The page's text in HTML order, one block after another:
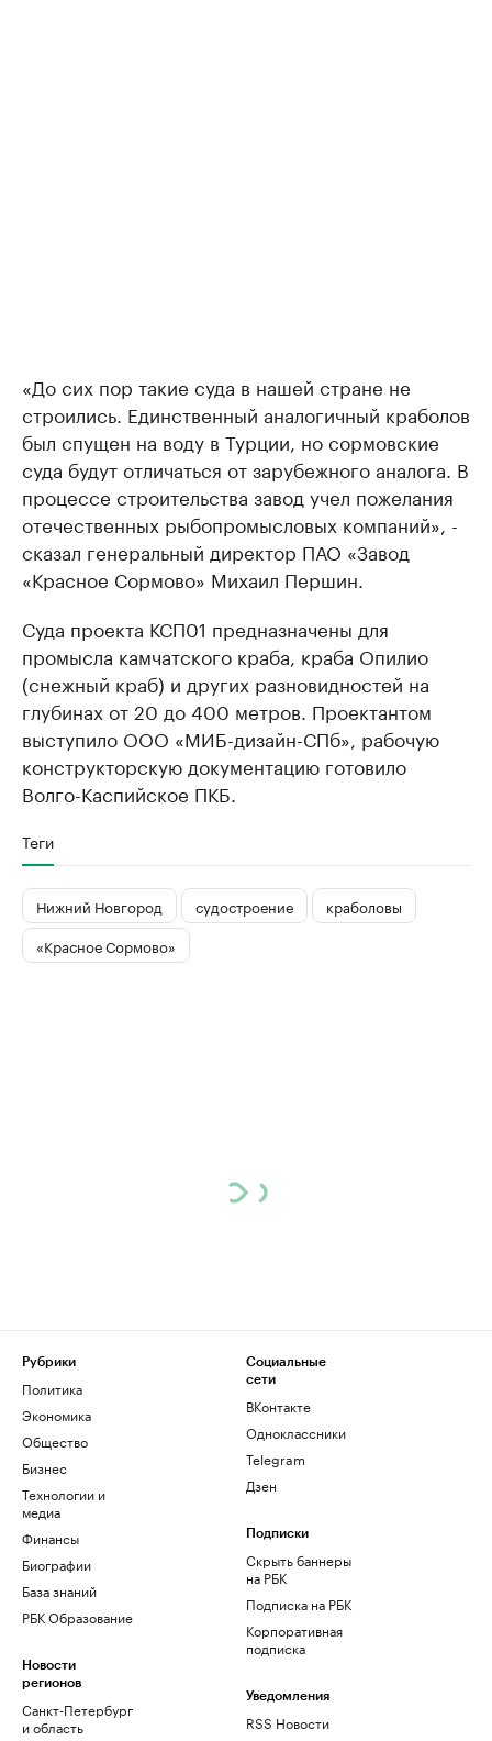
«До сих пор такие суда в нашей стране не
строились. Единственный аналогичный краболов
был спущен на воду в Турции, но сормовские
суда будут отличаться от зарубежного аналога. В
процессе строительства завод учел пожелания
отечественных рыбопромысловых компаний», -
сказал генеральный директор ПАО «Завод
«Красное Сормово» Михаил Першин.
Суда проекта КСП01 предназначены для
промысла камчатского краба, краба Опилио
(снежный краб) и других разновидностей на
глубинах от 20 до 400 метров. Проектантом
выступило ООО «МИБ-дизайн-СПб», рабочую
конструкторскую документацию готовило
Волго-Каспийское ПКБ.
Теги
Нижний Новгород судостроение
краболовы
«Красное Сормово»
Рубрики
Политика
Экономика
Общество
Бизнес
Технологии и
медиа
Финансы
Биографии
База знаний
РБК Образование
Новости
регионов
Санкт-Петербург
и область
Социальные
сети
ВКонтакте
Одноклассники
Telegram
Дзен
Подписки
Скрыть баннеры
на РБК
Подписка на РБК
Корпоративная
подписка
Уведомления
RSS Новости